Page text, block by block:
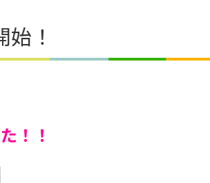
！
！！